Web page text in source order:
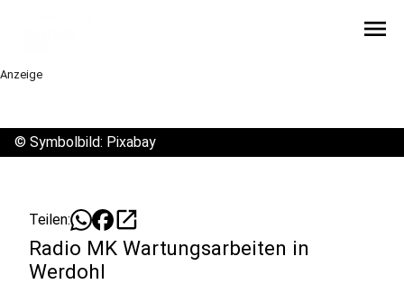
menu
Anzeige
© Symbolbild: Pixabay
Teilen: open_in_new
Radio MK Wartungsarbeiten in
Werdohl